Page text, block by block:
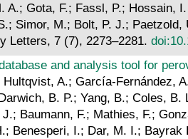
A.; Gota, F.; Fassl, P.; Hossain,
Simor, M.; Bolt, P. J.; Paetzold,
Letters, 7 (7), 2273–2281.
and analysis tool for
A.; García-Fernández,
B. P.; Yang, B.; Coles,
Baumann, F.; Mathies, F.;
Benesperi, I.; Dar, M. I.;